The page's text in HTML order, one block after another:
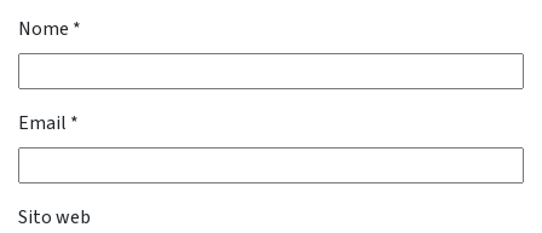
Nome *
Email *
Sito web